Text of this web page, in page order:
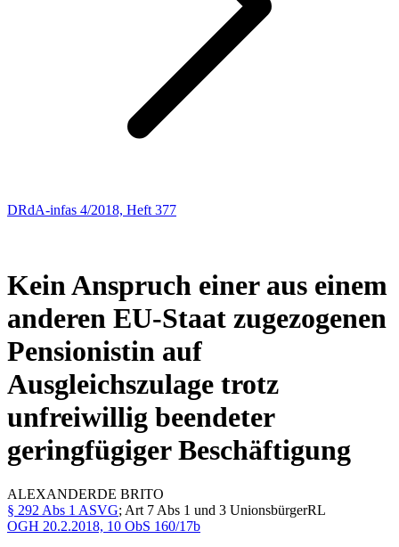
DRdA-infas 4/2018, Heft 377
Kein Anspruch einer aus einem
anderen EU-Staat zugezogenen
Pensionistin auf
Ausgleichszulage trotz
unfreiwillig beendeter
geringfügiger Beschäftigung
ALEXANDERDE BRITO
§ 292 Abs 1 ASVG; Art 7 Abs 1 und 3 UnionsbürgerRL
OGH 20.2.2018, 10 ObS 160/17b